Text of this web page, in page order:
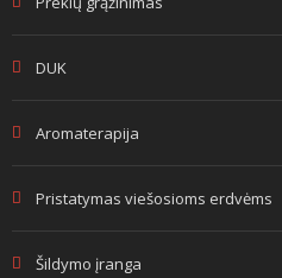
DUK
Aromaterapija
Pristatymas viešosioms erdvėms
Šildymo įranga